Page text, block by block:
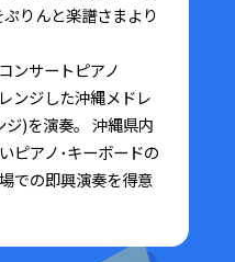
りんと楽譜さまより
ンサートピアノ
ンジした沖縄メドレ
)を演奏。 沖縄県内
ピアノ･キーボードの
での即興演奏を得意